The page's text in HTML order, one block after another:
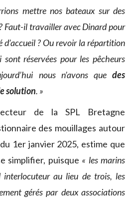
mettre nos bateaux sur des
Faut-il travailler avec Dinard pour
? Ou revoir la répartition
sont réservées pour les pêcheurs
nous n’avons quedes
solution. »
de la
SPL Bretagne
des mouillages autour
1er janvier 2025, estime que
simplifier, puisque « les marins
interlocuteur au lieu de trois, les
gérés par deux associations